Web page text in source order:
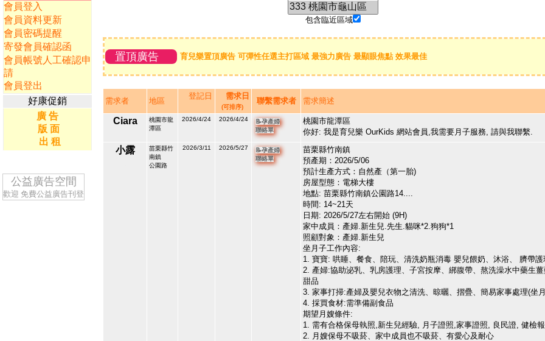
會員登入
會員資料更新
會員密碼提醒
寄發會員確認函
會員帳號人工確認申
請
會員登出
好康促銷
廣 告
版 面
出 租
公益廣告空間
歡迎 免費公益廣告刊登
包含臨近區域
置頂廣告 育兒樂置頂廣告 可彈性任選主打區域 最強力廣告 最顯眼焦點 效果最佳
需求者 地區
登記日 需求日
(可排序)
聯繫需求者 需求簡述
Ciara
桃園市龍
潭區
2026/4/24 2026/4/24
📝孕產婦
聯絡單
桃園市龍潭區
你好: 我是育兒樂 OurKids 網站會員,我需要月子服務, 請與我聯繫.
小露
苗栗縣竹
南鎮
公園路
2026/3/11 2026/5/27
📝孕產婦
聯絡單
苗栗縣竹南鎮
預產期：2026/5/06
預計生產方式：自然產（第一胎)
房屋型態：電梯大樓
地點: 苗栗縣竹南鎮公園路14....
時間: 14~21天
日期: 2026/5/27左右開始 (9H)
家中成員：產婦.新生兒.先生.貓咪*2.狗狗*1
照顧對象：產婦.新生兒
坐月子工作內容:
1. 寶寶: 哄睡、餐食、陪玩、清洗奶瓶消毒 嬰兒餵奶、沐浴、 臍帶
2. 產婦:協助泌乳、乳房護理、子宮按摩、綁腹帶、熬洗澡水中藥生
甜品
3. 家事打掃:產婦及嬰兒衣物之清洗、晾曬、摺疊、簡易家事處理(坐
4. 採買食材:需準備副食品
期望月嫂條件:
1. 需有合格保母執照,新生兒經驗, 月子證照,家事證照, 良民證, 健檢
2. 月嫂保母不吸菸、家中成員也不吸菸、有愛心及耐心